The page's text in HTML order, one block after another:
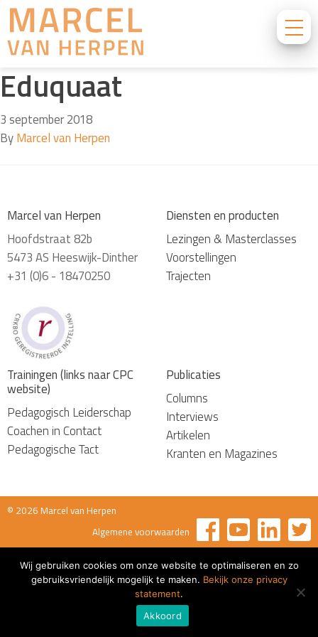
Eduquaat
3 september 2018
ByMarcel van Herpen
Marcel van Herpen
Hoofdstraat 82b
5473 AS Heeswijk-Dinther
+31 (0)6 - 18470250
Diensten en producten
Lezingen & Masterclasses
Voorstellingen
Trajecten
Trainingen (links naar CPC
website)
Pedagogisch Leiderschap
Coachen in Contact
Pedagogische Tact
Publicaties
Columns
Interviews
Artikelen
Kranten en Magazines
© 2026 Marcel van Herpen
Algemene voorwaarden
Wij gebruiken cookies om onze website te optimaliseren en zo
gebruiksvriendelijk mogelijk te maken. Bekijk onze privacy
statement.
Akkoord